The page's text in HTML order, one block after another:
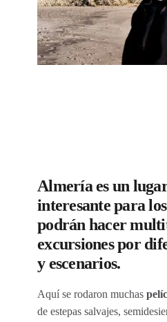
Almería es un
interesante para
podrán hacer
excursiones por
y escenarios.
Aquí se rodaron muchas
de estepas salvajes,